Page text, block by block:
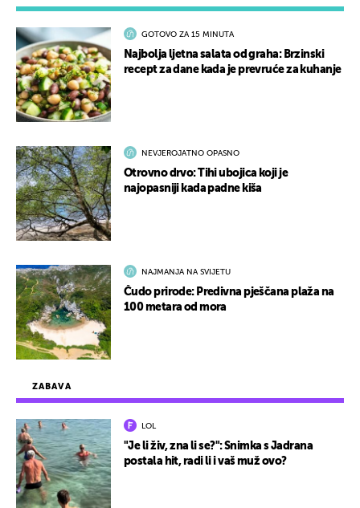
ZABAVA
LOL
"Je li živ, zna li se?": Snimka s Jadrana
postala hit, radi li i vaš muž ovo?
GOTOVO ZA 15 MINUTA
Najbolja ljetna salata od graha: Brzinski
recept za dane kada je prevruće za kuhanje
NEVJEROJATNO OPASNO
Otrovno drvo: Tihi ubojica koji je
najopasniji kada padne kiša
NAJMANJA NA SVIJETU
Čudo prirode: Predivna pješčana plaža na
100 metara od mora